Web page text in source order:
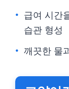
급여 시간
습관 형성
깨끗한 물